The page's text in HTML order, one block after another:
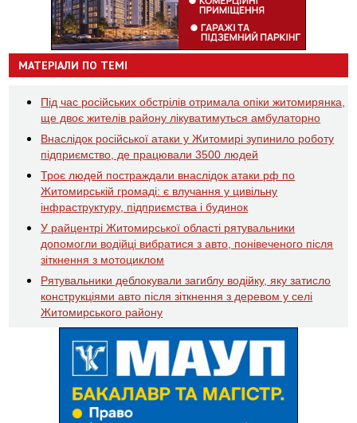
МАТЕРІАЛИ ПО ТЕМІ
Під час російських обстрілів отримала опіки житомирянка,
ще двоє жителів району лікуватимуться амбулаторно
Внаслідок російської атаки у Житомирі зупинило роботу
підприємство, де працювали 3500 людей
Троє людей постраждали внаслідок атаки рф по
Житомирській громаді: є влучання у цивільну
інфраструктуру, підприємства і будинок
У райцентрі Житомирської області рятувальники
допомогли водійці вибратися з авто, понівеченого після
зіткнення з мотоциклом
Рятувальники деблокували загиблу водійку, яку затисло
конструкціями авто після зіткнення з деревом у селі
Житомирського району